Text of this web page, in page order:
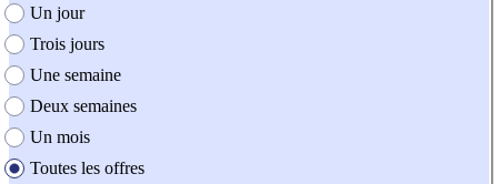
création de l'offre
Un jour
Trois jours
Une semaine
Deux semaines
Un mois
Toutes les offres